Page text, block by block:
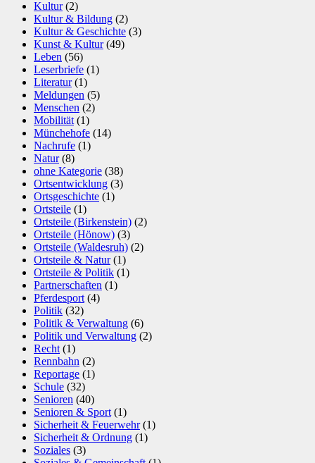
Kultur(2)
Kultur & Bildung (2)
Kultur & Geschichte (3)
Kunst & Kultur(49)
Leben (56)
Leserbriefe (1)
Literatur(1)
Meldungen (5)
Menschen (2)
Mobilität(1)
Münchehofe (14)
Nachrufe (1)
Natur(8)
ohne Kategorie (38)
Ortsentwicklung (3)
Ortsgeschichte (1)
Ortsteile (1)
Ortsteile (Birkenstein) (2)
Ortsteile (Hönow) (3)
Ortsteile (Waldesruh) (2)
Ortsteile & Natur(1)
Ortsteile & Politik (1)
Partnerschaften (1)
Pferdesport(4)
Politik (32)
Politik & Verwaltung (6)
Politik und Verwaltung (2)
Recht(1)
Rennbahn (2)
Reportage (1)
Schule (32)
Senioren (40)
Senioren & Sport(1)
Sicherheit & Feuerwehr(1)
Sicherheit & Ordnung (1)
Soziales (3)